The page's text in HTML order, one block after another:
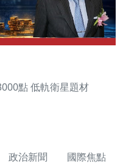
點 低軌衛星題材
政治新聞
國際焦點